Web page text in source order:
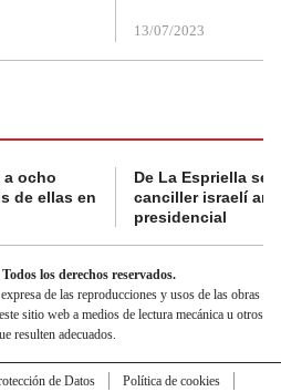
13/07/2023
a ocho
de ellas en
De La Espriella se
canciller israelí
presidencial
los derechos reservados.
de las reproducciones y usos de las obras
sitio web a medios de lectura mecánica u otros
resulten adecuados.
de Datos
Política de cookies